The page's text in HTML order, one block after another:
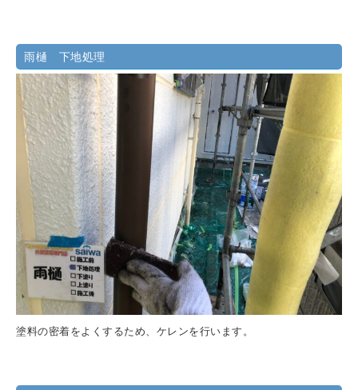
雨樋 下地処理
塗料の密着をよくするため、ケレンを行います。